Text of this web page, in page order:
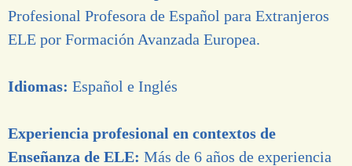
Profesional Profesora de Español para Extranjeros
ELE por Formación Avanzada Europea.
Idiomas: Español e Inglés
Experiencia profesional en contextos de
Enseñanza de ELE: Más de 6 años de experiencia